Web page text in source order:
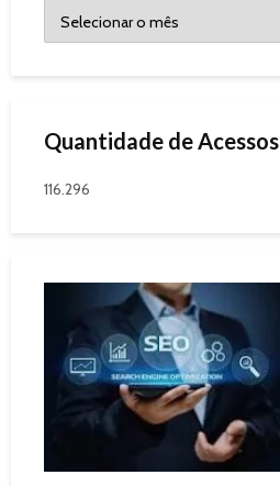
Quantidade de Acessos
116.296